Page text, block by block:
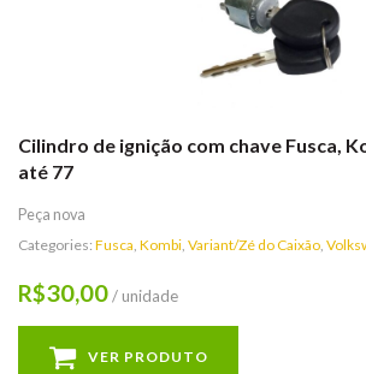
Cilindro de ignição com chave Fusca,
até 77
Peça nova
Categories: Fusca, Kombi, Variant/Zé do Caixão,
R$30,00/ unidade
VER PRODUTO